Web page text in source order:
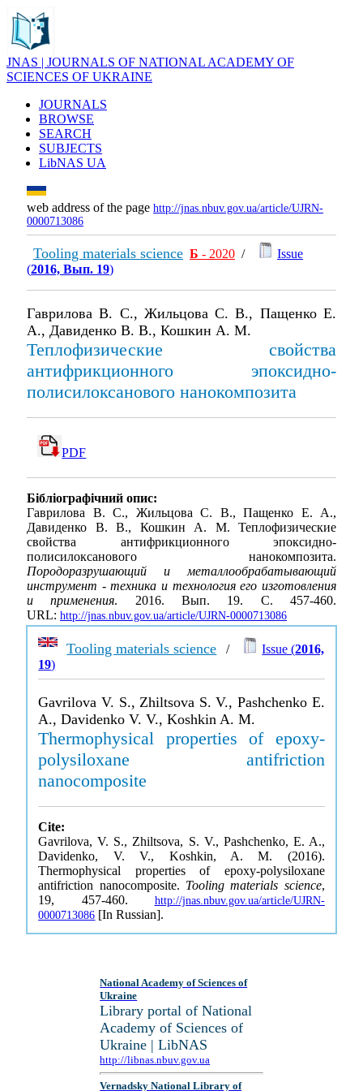
JNAS | JOURNALS OF NATIONAL ACADEMY OF
SCIENCES OF UKRAINE
JOURNALS
BROWSE
SEARCH
SUBJECTS
LibNAS UA
web address of the page http://jnas.nbuv.gov.ua/article/UJRN-
0000713086
Tooling materials science Б - 2020 /
Issue
(2016, Вып. 19)
Гаврилова В. С., Жильцова С. В., Пащенко Е.
А., Давиденко В. В., Кошкин А. М.
Теплофизические свойства
антифрикционного эпоксидно-
полисилоксанового нанокомпозита
PDF
Бібліографічний опис:
Гаврилова В. С., Жильцова С. В., Пащенко Е. А.,
Давиденко В. В., Кошкин А. М. Теплофизические
свойства антифрикционного эпоксидно-
полисилоксанового нанокомпозита.
Породоразрушающий и металлообрабатывающий
инструмент - техника и технология его изготовления
и применения. 2016. Вып. 19. С. 457-460.
URL: http://jnas.nbuv.gov.ua/article/UJRN-0000713086
Tooling materials science / Issue (2016,
19)
Gavrilova V. S., Zhiltsova S. V., Pashchenko E.
A., Davidenko V. V., Koshkin A. M.
Thermophysical properties of epoxy-
polysiloxane antifriction
nanocomposite
Cite:
Gavrilova, V. S., Zhiltsova, S. V., Pashchenko, E. A.,
Davidenko, V. V., Koshkin, A. M. (2016).
Thermophysical properties of epoxy-polysiloxane
antifriction nanocomposite. Tooling materials science,
19, 457-460. http://jnas.nbuv.gov.ua/article/UJRN-
0000713086 [In Russian].
National Academy of Sciences of
Ukraine
Library portal of National
Academy of Sciences of
Ukraine | LibNAS
http://libnas.nbuv.gov.ua
Vernadsky National Library of